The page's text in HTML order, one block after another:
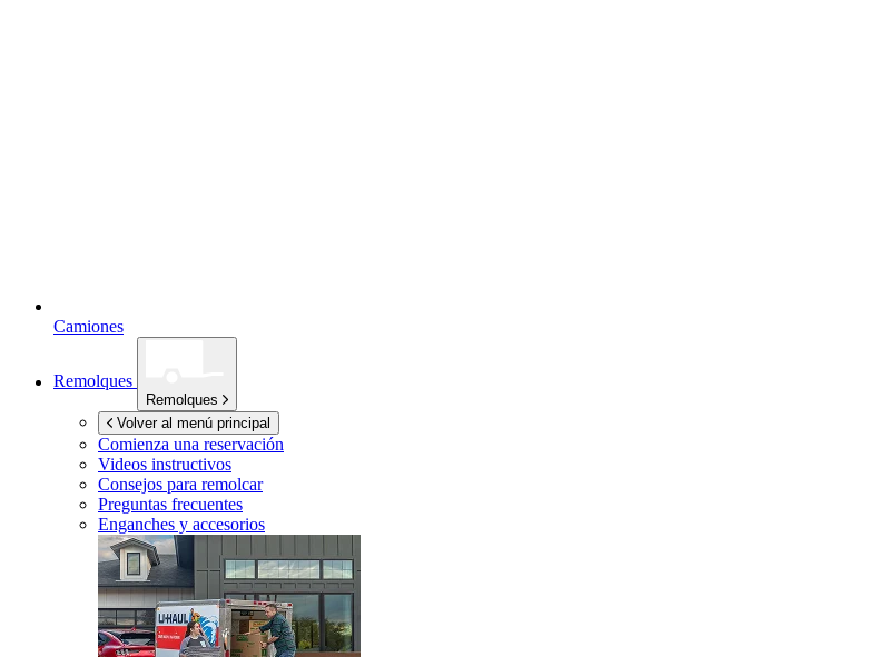
Camiones
Remolques
Remolques
Volver al menú principal
Comienza una reservación
Videos instructivos
Consejos para remolcar
Preguntas frecuentes
Enganches y accesorios